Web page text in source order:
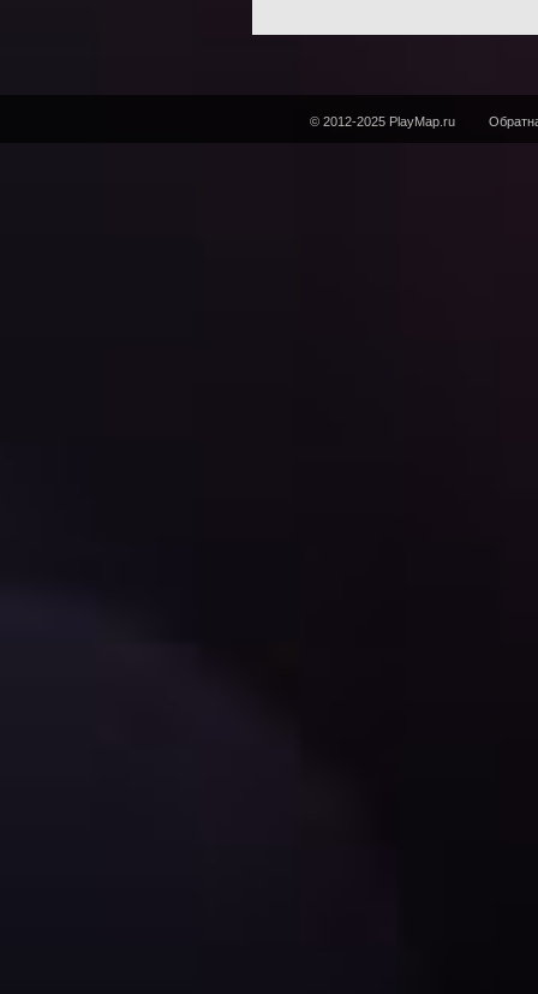
© 2012-2025 PlayMap.ru